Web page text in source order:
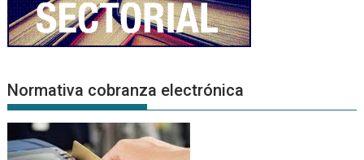
Normativa cobranza electrónica